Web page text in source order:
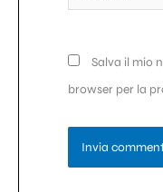
web
Salva il mio
browser per la